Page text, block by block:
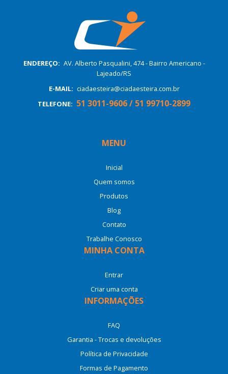
ENDEREÇO: AV. Alberto Pasqualini, 474 - Bairro Americano -
Lajeado/RS
E-MAIL: ciadaesteira@ciadaesteira.com.br
TELEFONE: 51 3011-9606 / 51 99710-2899
MENU
Inicial
Quem somos
Produtos
Blog
Contato
Trabalhe Conosco
MINHA CONTA
Entrar
Criar uma conta
INFORMAÇÕES
FAQ
Garantia - Trocas e devoluções
Política de Privacidade
Formas de Pagamento